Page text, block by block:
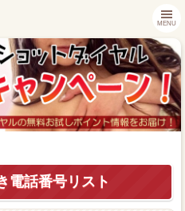
MENU
電話番号リスト